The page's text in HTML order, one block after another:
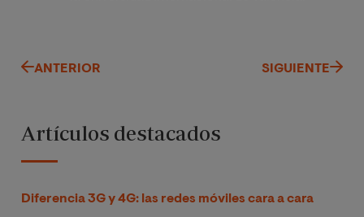
ANTERIOR SIGUIENTE
Artículos destacados
Diferencia 3G y 4G: las redes móviles cara a cara